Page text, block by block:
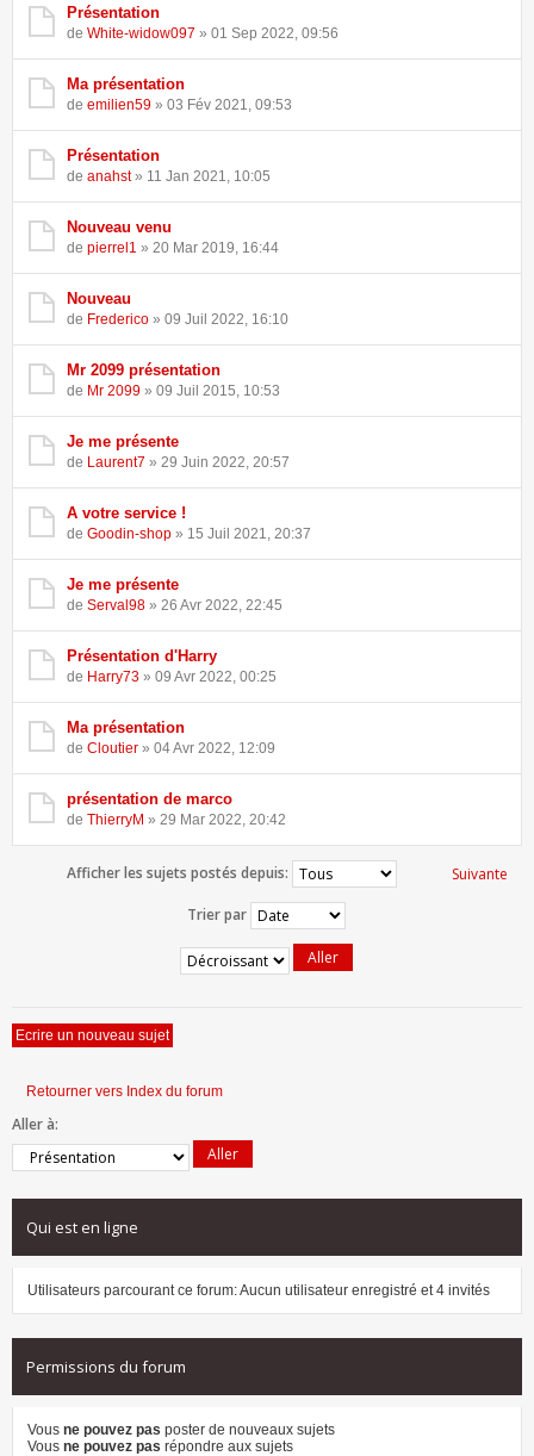
Présentation
de White-widow097 » 01 Sep 2022, 09:56
Ma présentation
de emilien59 » 03 Fév 2021, 09:53
Présentation
de anahst» 11 Jan 2021, 10:05
Nouveau venu
de pierrel1 » 20 Mar 2019, 16:44
Nouveau
de Frederico » 09 Juil 2022, 16:10
Mr 2099 présentation
de Mr 2099 » 09 Juil 2015, 10:53
Je me présente
de Laurent7 » 29 Juin 2022, 20:57
A votre service !
de Goodin-shop » 15 Juil 2021, 20:37
Je me présente
de Serval98 » 26 Avr 2022, 22:45
Présentation d'Harry
de Harry73 » 09 Avr 2022, 00:25
Ma présentation
de Cloutier » 04 Avr 2022, 12:09
présentation de marco
de ThierryM » 29 Mar 2022, 20:42
Suivante
Afficher les sujets postés depuis:
Trier par
Ecrire un nouveau sujet
Retourner vers Index du forum
Aller à:
Qui est en ligne
Utilisateurs parcourant ce forum: Aucun utilisateur enregistré et 4 invités
Permissions du forum
Vous ne pouvez pas poster de nouveaux sujets
Vous ne pouvez pas répondre aux sujets